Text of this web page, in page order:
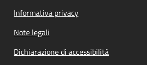
Informativa privacy
Note legali
Dichiarazione di accessibilità